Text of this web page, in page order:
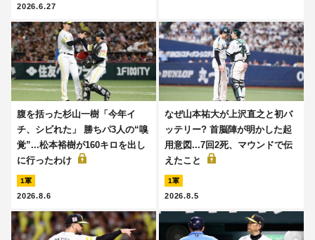
2026.6.27
腹を括った杉山一樹「今年イ
チ、シビれた」 勝ちパ3人の“嗅
覚”...松本裕樹が160キロを出し
に行ったわけ
1軍
2026.8.6
なぜ山本祐大が上沢直之と初バ
ッテリー? 首脳陣が明かした起
用意図...7回2死、マウンドで伝
えたこと
1軍
2026.8.5